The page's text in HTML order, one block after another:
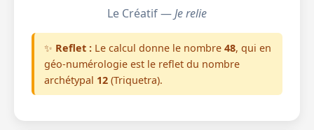
Le Créatif —Je relie
✨ Reflet : Le calcul donne le nombre 48, qui en
géo-numérologie est le reflet du nombre
archétypal 12 (Triquetra).